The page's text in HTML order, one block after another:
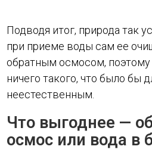
Подводя итог, природа так
при приеме воды сам ее
обратным осмосом,
ничего такого, что было бы
неестественным.
Что выгоднее —
осмос или вода в